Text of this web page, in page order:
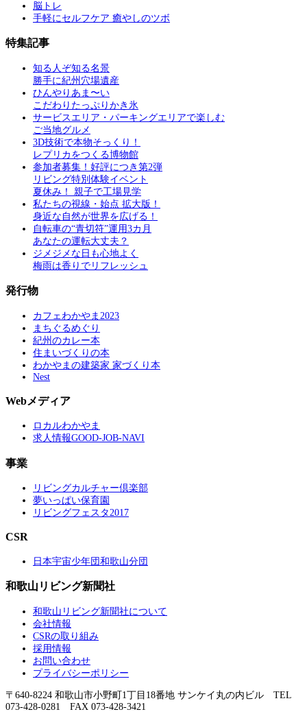
脳トレ
手軽にセルフケア 癒やしのツボ
特集記事
知る人ぞ知る名景
勝手に紀州穴場遺産
ひんやりあま〜い
こだわりたっぷりかき氷
サービスエリア・パーキングエリアで楽しむ
ご当地グルメ
3D技術で本物そっくり！
レプリカをつくる博物館
参加者募集！好評につき第2弾
リビング特別体験イベント
夏休み！ 親子で工場見学
私たちの視線・始点 拡大版！
身近な自然が世界を広げる！
自転車の“青切符”運用3カ月
あなたの運転大丈夫？
ジメジメな日も心地よく
梅雨は香りでリフレッシュ
発行物
カフェわかやま2023
まちぐるめぐり
紀州のカレー本
住まいづくりの本
わかやまの建築家 家づくり本
Nest
Webメディア
ロカルわかやま
求人情報GOOD-JOB-NAVI
事業
リビングカルチャー倶楽部
夢いっぱい保育園
リビングフェスタ2017
CSR
日本宇宙少年団和歌山分団
和歌山リビング新聞社
和歌山リビング新聞社について
会社情報
CSRの取り組み
採用情報
お問い合わせ
プライバシーポリシー
〒640-8224 和歌山市小野町1丁目18番地 サンケイ丸の内ビル TEL
073-428-0281 FAX 073-428-3421